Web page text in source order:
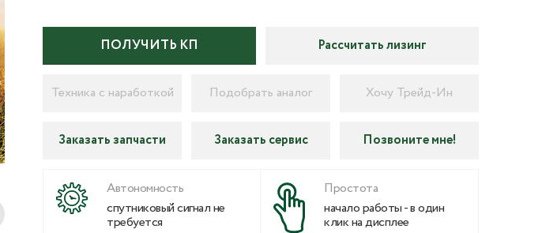
ПОЛУЧИТЬ КП Рассчитать лизинг
Техника с наработкой Подобрать аналог Хочу Трейд-Ин
Заказать запчасти Заказать сервис Позвоните мне!
Автономность
спутниковый сигнал не
требуется
Простота
начало работы - в один
клик на дисплее